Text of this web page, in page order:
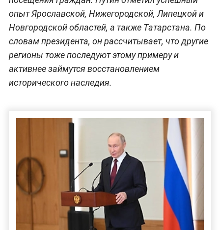
опыт Ярославской, Нижегородской, Липецкой и
Новгородской областей, а также Татарстана. По
словам президента, он рассчитывает, что другие
регионы тоже последуют этому примеру и
активнее займутся восстановлением
исторического наследия.